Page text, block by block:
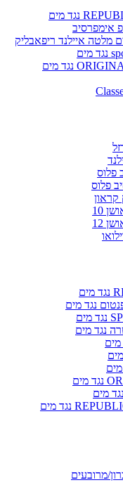
אימפרסיב
מלטה איילנד ריפאבליק
מרובעים